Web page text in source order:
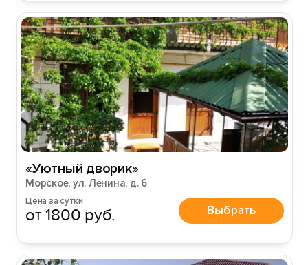
«Уютный дворик»
Морское, ул. Ленина, д. 6
Цена за сутки
от 1800 руб. Выбрать